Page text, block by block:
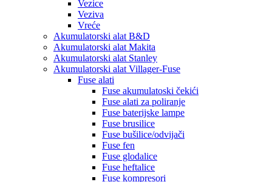
Vezice
Veziva
Vreće
Akumulatorski alat B&D
Akumulatorski alat Makita
Akumulatorski alat Stanley
Akumulatorski alat Villager-Fuse
Fuse alati
Fuse akumulatoski čekići
Fuse alati za poliranje
Fuse baterijske lampe
Fuse brusilice
Fuse bušilice/odvijači
Fuse fen
Fuse glodalice
Fuse heftalice
Fuse kompresori